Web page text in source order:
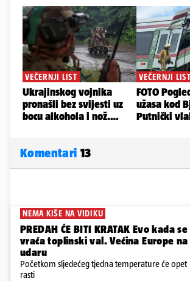
Komentari 13
NEMA KIŠE NA VIDIKU
PREDAH ĆE BITI KRATAK Evo kada se
vraća toplinski val. Većina Europe na
udaru
Početkom sljedećeg tjedna temperature će opet
rasti